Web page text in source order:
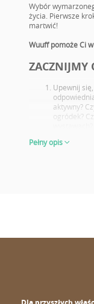
Wybór
życia. Pierwsze
martwić!
Wuuff pomoże Ci
ZACZNIJMY
Upewnij
aktywny?
ogródek?
Zapoznaj
Pełny opis